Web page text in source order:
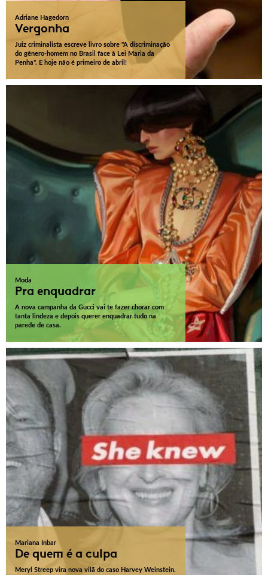
Adriane Hagedorn
Vergonha
Juiz criminalista escreve livro sobre "A discriminação
do gênero-homem no Brasil face à Lei Maria da
Penha". E hoje não é primeiro de abril!
Moda
Pra enquadrar
A nova campanha da Gucci vai te fazer chorar com
tanta lindeza e depois querer enquadrar tudo na
parede de casa.
Mariana Inbar
De quem é a culpa
Meryl Streep vira nova vilã do caso Harvey Weinstein.